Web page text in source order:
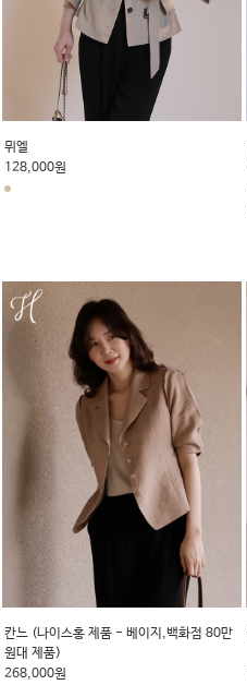
뮈엘
128,000원
칸느 (나이스홍 제품 - 베이지,백화점 80만
원대 제품)
268,000원